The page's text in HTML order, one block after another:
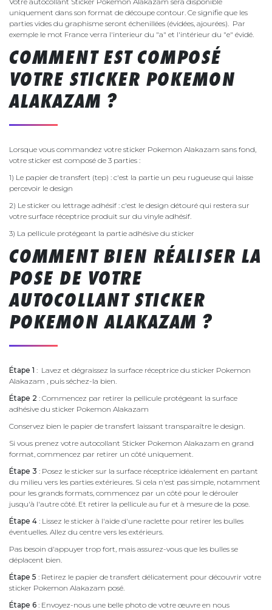
uniquement dans son format de découpe contour. Ce signifie que les
parties vides du graphisme seront échenillées (évidées, ajourées). Par
exemple le mot France verra l'interieur du "a" et l'intérieur du "e" évidé.
COMMENT EST COMPOSÉ
VOTRE STICKER POKEMON
ALAKAZAM ?
Lorsque vous commandez votre sticker Pokemon Alakazam sans fond,
votre sticker est composé de 3 parties :
1) Le papier de transfert (tep) : c'est la partie un peu rugueuse qui laisse
percevoir le design
2) Le sticker ou lettrage adhésif : c'est le design détouré qui restera sur
votre surface réceptrice produit sur du vinyle adhésif.
3) La pellicule protégeant la partie adhésive du sticker
COMMENT BIEN RÉALISER LA
POSE DE VOTRE
AUTOCOLLANT STICKER
POKEMON ALAKAZAM ?
Étape 1 : Lavez et dégraissez la surface réceptrice du sticker Pokemon
Alakazam , puis séchez-la bien.
Étape 2 : Commencez par retirer la pellicule protégeant la surface
adhésive du sticker Pokemon Alakazam
Conservez bien le papier de transfert laissant transparaître le design.
Si vous prenez votre autocollant Sticker Pokemon Alakazam en grand
format, commencez par retirer un côté uniquement.
Étape 3 : Posez le sticker sur la surface réceptrice idéalement en partant
du milieu vers les parties extérieures. Si cela n'est pas simple, notamment
pour les grands formats, commencez par un côté pour le dérouler
jusqu'à l'autre côté. Et retirer la pellicule au fur et à mesure de la pose.
Étape 4 : Lissez le sticker à l'aide d'une raclette pour retirer les bulles
éventuelles. Allez du centre vers les extérieurs.
Pas besoin d'appuyer trop fort, mais assurez-vous que les bulles se
déplacent bien.
Étape 5 : Retirez le papier de transfert délicatement pour découvrir votre
sticker Pokemon Alakazam posé.
Étape 6 : Envoyez-nous une belle photo de votre œuvre en nous